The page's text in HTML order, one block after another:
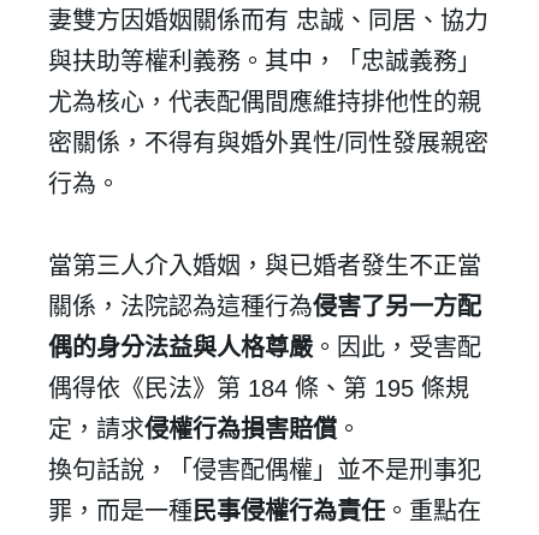
妻雙方因婚姻關係而有 忠誠、同居、協力
與扶助等權利義務。其中，「忠誠義務」
尤為核心，代表配偶間應維持排他性的親
密關係，不得有與婚外異性/ 同性發展親密
行為。
當第三人介入婚姻，與已婚者發生不正當
關係，法院認為這種行為侵害了另一方配
偶的身分法益與人格尊嚴 。因此，受害配
偶得依《民法》第 184 條、第 195 條規
定，請求侵權行為損害賠償 。
換句話說，「侵害配偶權」並不是刑事犯
罪，而是一種 民事侵權行為責任 。重點在